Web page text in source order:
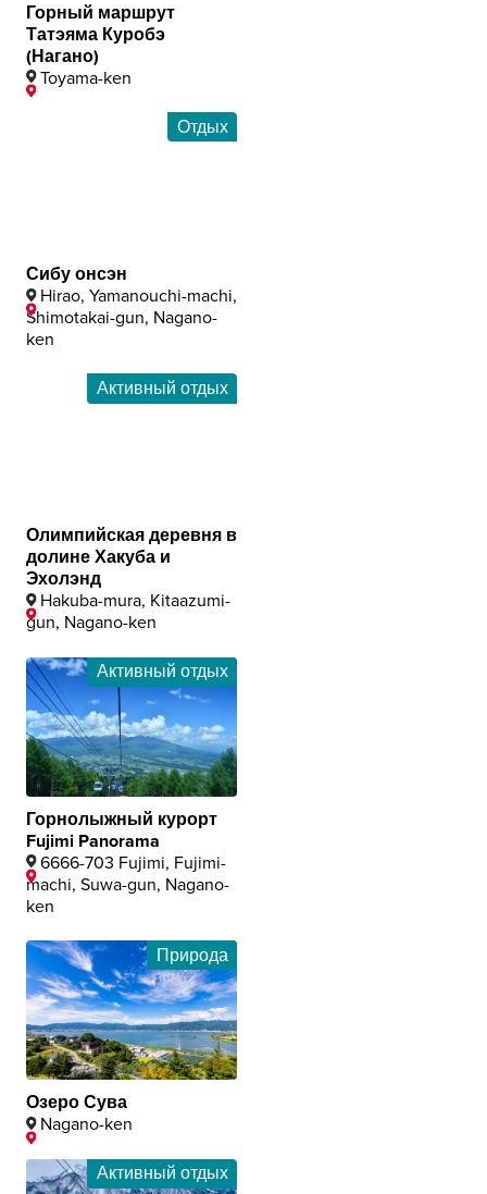
Горный маршрут
Татэяма Куробэ
(Нагано)
Toyama-ken
Отдых
Сибу онсэн
Hirao, Yamanouchi-machi,
Shimotakai-gun, Nagano-
ken
Активный отдых
Олимпийская деревня в
долине Хакуба и
Эхолэнд
Hakuba-mura, Kitaazumi-
gun, Nagano-ken
Активный отдых
Горнолыжный курорт
Fujimi Panorama
6666-703 Fujimi, Fujimi-
machi, Suwa-gun, Nagano-
ken
Природа
Озеро Сува
Nagano-ken
Активный отдых